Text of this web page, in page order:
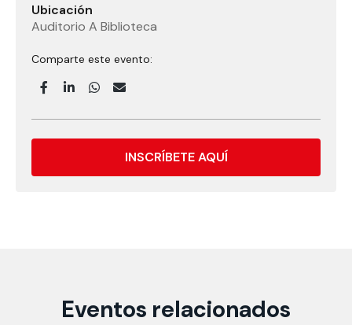
Ubicación
Auditorio A Biblioteca
Comparte este evento:
INSCRÍBETE AQUÍ
Eventos relacionados